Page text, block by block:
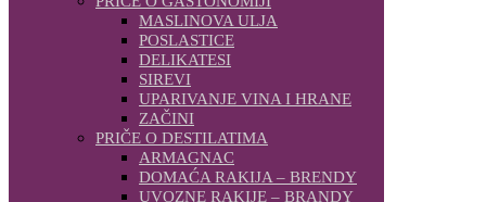
MASLINOVA ULJA
POSLASTICE
DELIKATESI
SIREVI
UPARIVANJE VINA I HRANE
ZAČINI
PRIČE O DESTILATIMA
ARMAGNAC
DOMAĆA RAKIJA – BRENDY
UVOZNE RAKIJE – BRANDY